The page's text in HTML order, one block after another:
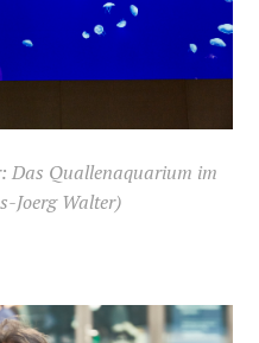
Das Quallenaquarium im
Joerg Walter)